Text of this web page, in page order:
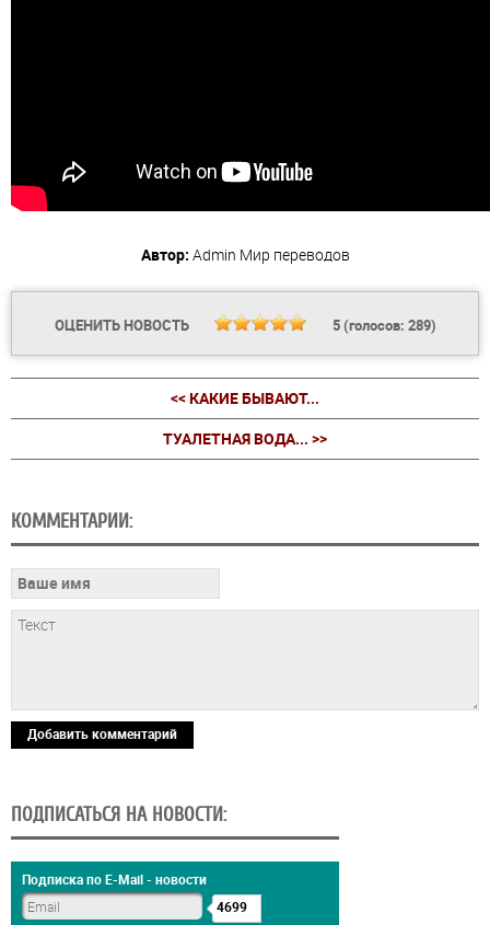
Автор: Admin Мир переводов
ОЦЕНИТЬ НОВОСТЬ 5(голосов: 289)
<< КАКИЕ БЫВАЮТ...
ТУАЛЕТНАЯ ВОДА... >>
КОММЕНТАРИИ:
Добавить комментарий
ПОДПИСАТЬСЯ НА НОВОСТИ:
Подписка по E-Mail - новости
4699